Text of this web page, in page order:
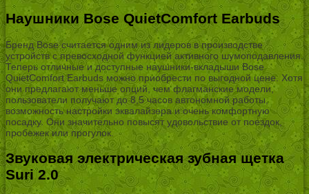
Наушники Bose QuietComfort Earbuds
Бренд Bose считается одним из лидеров в производстве
устройств с превосходной функцией активного шумоподавления.
Теперь отличные и доступные наушники-вкладыши Bose
QuietComfort Earbuds можно приобрести по выгодной цене. Хотя
они предлагают меньше опций, чем флагманские модели,
пользователи получают до 8,5 часов автономной работы,
возможность настройки эквалайзера и очень комфортную
посадку. Они значительно повысят удовольствие от поездок,
пробежек или прогулок.
Звуковая электрическая зубная щетка
Suri 2.0